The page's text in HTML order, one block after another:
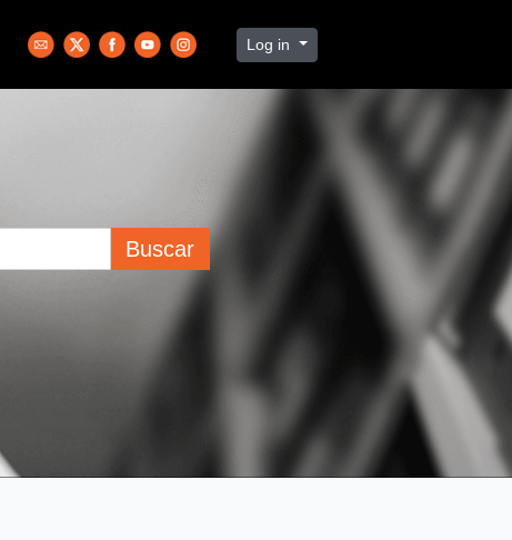
Log in
Buscar